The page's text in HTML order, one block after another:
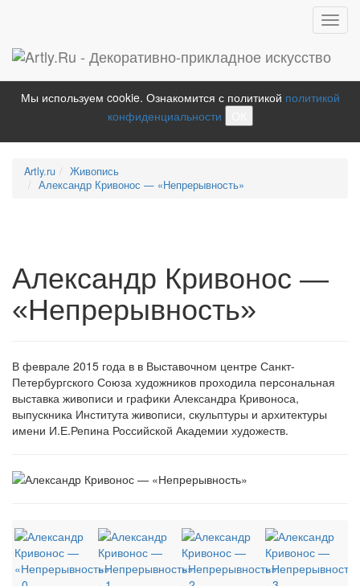
Мы используем cookie. Ознакомится с политикой политикой
конфиденциальности
Artly.ru
Живопись
Александр Кривонос — «Непрерывность»
Александр Кривонос —
«Непрерывность»
В феврале 2015 года в в Выставочном центре Санкт-
Петербургского Союза художников проходила персональная
выставка живописи и графики Александра Кривоноса,
выпускника Института живописи, скульптуры и архитектуры
имени И.Е.Репина Российской Академии художеств.